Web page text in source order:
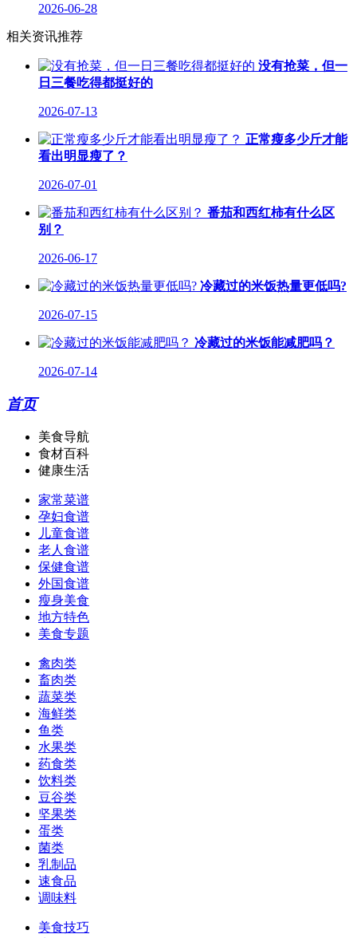
2026-06-28
相关资讯推荐
没有抢菜，但一
日三餐吃得都挺好的
2026-07-13
正常瘦多少斤才能
看出明显瘦了？
2026-07-01
番茄和西红柿有什么区
别？
2026-06-17
冷藏过的米饭热量更低吗?
2026-07-15
冷藏过的米饭能减肥吗？
2026-07-14
首页
美食导航
食材百科
健康生活
家常菜谱
孕妇食谱
儿童食谱
老人食谱
保健食谱
外国食谱
瘦身美食
地方特色
美食专题
禽肉类
畜肉类
蔬菜类
海鲜类
鱼类
水果类
药食类
饮料类
豆谷类
坚果类
蛋类
菌类
乳制品
速食品
调味料
美食技巧